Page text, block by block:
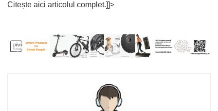
Citește aici articolul complet.]]>